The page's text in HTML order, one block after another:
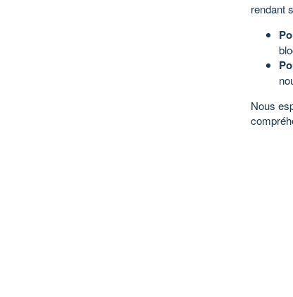
rendant
Nous